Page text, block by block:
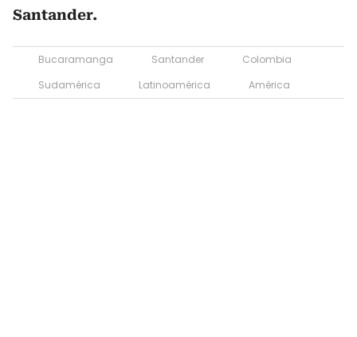
Santander.
Bucaramanga Santander
Colombia
Sudamérica
Latinoamérica América